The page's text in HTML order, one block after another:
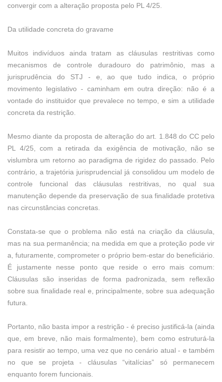
convergir com a alteração proposta pelo PL 4/25.
Da utilidade concreta do gravame
Muitos indivíduos ainda tratam as cláusulas restritivas como
mecanismos de controle duradouro do patrimônio, mas a
jurisprudência do STJ - e, ao que tudo indica, o próprio
movimento legislativo - caminham em outra direção: não é a
vontade do instituidor que prevalece no tempo, e sim a utilidade
concreta da restrição.
Mesmo diante da proposta de alteração do art. 1.848 do CC pelo
PL 4/25, com a retirada da exigência de motivação, não se
vislumbra um retorno ao paradigma de rigidez do passado. Pelo
contrário, a trajetória jurisprudencial já consolidou um modelo de
controle funcional das cláusulas restritivas, no qual sua
manutenção depende da preservação de sua finalidade protetiva
nas circunstâncias concretas.
Constata-se que o problema não está na criação da cláusula,
mas na sua permanência; na medida em que a proteção pode vir
a, futuramente, comprometer o próprio bem-estar do beneficiário.
É justamente nesse ponto que reside o erro mais comum:
Cláusulas são inseridas de forma padronizada, sem reflexão
sobre sua finalidade real e, principalmente, sobre sua adequação
futura.
Portanto, não basta impor a restrição - é preciso justificá-la (ainda
que, em breve, não mais formalmente), bem como estruturá-la
para resistir ao tempo, uma vez que no cenário atual - e também
no que se projeta - cláusulas “vitalícias” só permanecem
enquanto forem funcionais.